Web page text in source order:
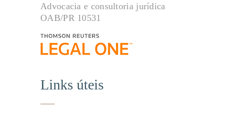
Advocacia e consultoria jurídica
OAB/PR 10531
Links úteis